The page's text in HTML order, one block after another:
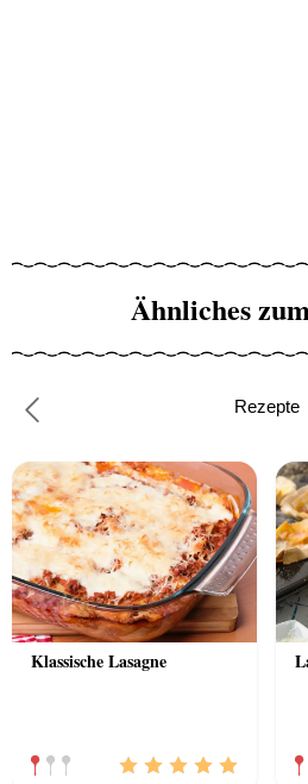
Ähnliches
Rezepte
Klassische Lasagne